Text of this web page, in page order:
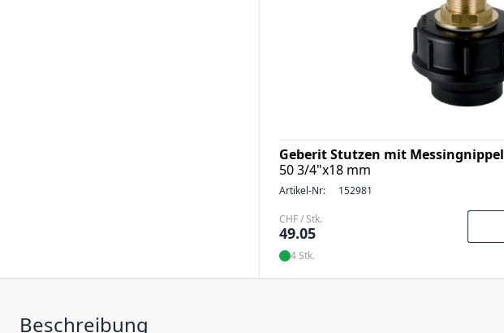
Geberit Stutzen mit Messingnippel
50 3/4"x18 mm
Artikel-Nr: 152981
CHF / Stk.
49.05
4 Stk.
Beschreibung